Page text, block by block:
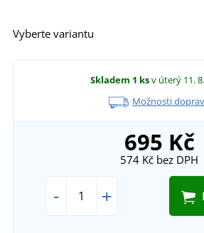
Vyberte variantu
Skladem 1 ksv úterý 11. 8.
Možnosti
695 Kč
574 Kč bez DPH
- +